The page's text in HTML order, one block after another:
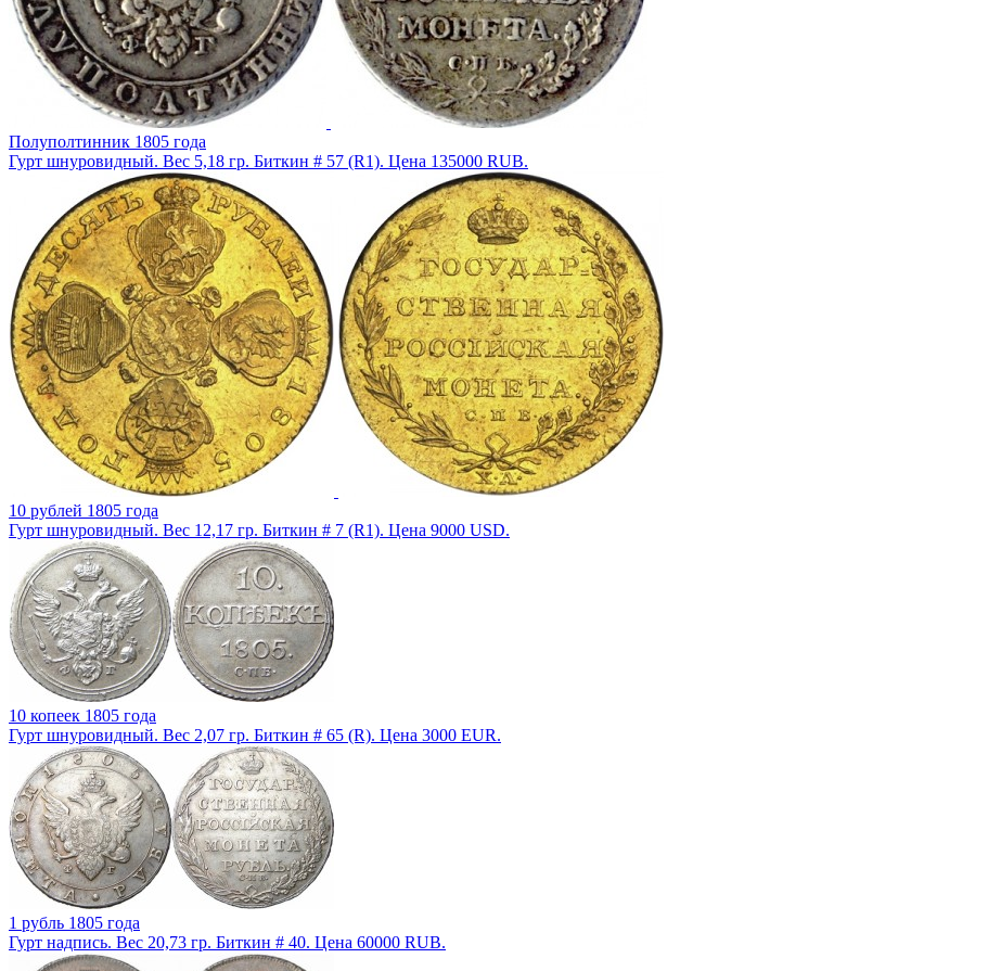
Полуполтинник 1805 года
Гурт шнуровидный. Вес 5,18 гр. Биткин # 57 (R1). Цена 135000 RUB.
10 рублей 1805 года
Гурт шнуровидный. Вес 12,17 гр. Биткин # 7 (R1). Цена 9000 USD.
10 копеек 1805 года
Гурт шнуровидный. Вес 2,07 гр. Биткин # 65 (R). Цена 3000 EUR.
1 рубль 1805 года
Гурт надпись. Вес 20,73 гр. Биткин # 40. Цена 60000 RUB.